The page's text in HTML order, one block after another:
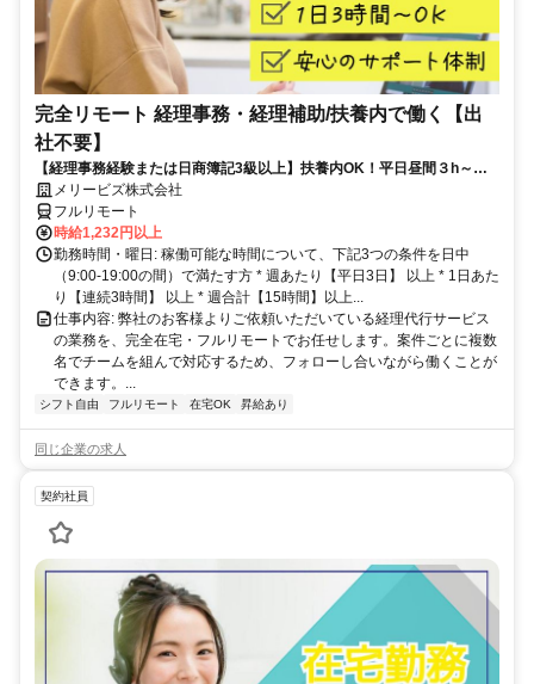
完全リモート 経理事務・経理補助/扶養内で働く【出
社不要】
【経理事務経験または日商簿記3級以上】扶養内OK！平日昼間３h～。
完全在宅で育児・介護中の方も大歓迎♪
メリービズ株式会社
フルリモート
時給1,232円以上
勤務時間・曜日: 稼働可能な時間について、下記3つの条件を日中
（9:00-19:00の間）で満たす方 * 週あたり【平日3日】 以上 * 1日あた
り【連続3時間】 以上 * 週合計【15時間】以上...
仕事内容: 弊社のお客様よりご依頼いただいている経理代行サービス
の業務を、完全在宅・フルリモートでお任せします。案件ごとに複数
名でチームを組んで対応するため、フォローし合いながら働くことが
できます。...
シフト自由 フルリモート 在宅OK 昇給あり
同じ企業の求人
契約社員